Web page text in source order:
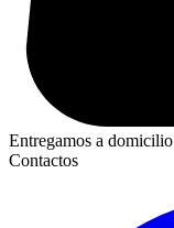
Entregamos a domicilio
Contactos